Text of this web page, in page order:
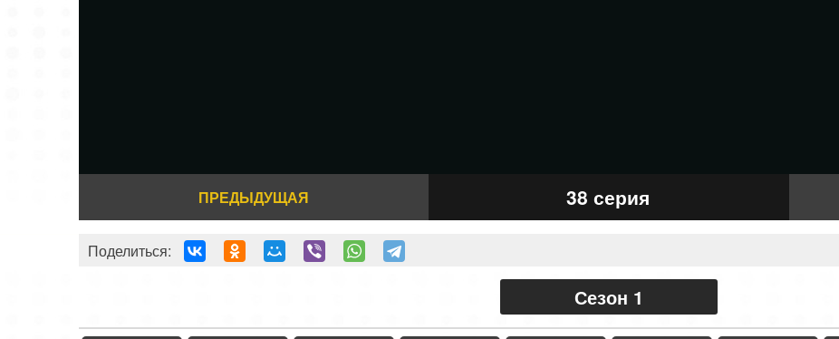
ПРЕДЫДУЩАЯ 38 серия
Поделиться:
Сезон 1